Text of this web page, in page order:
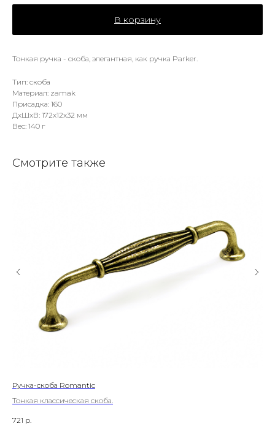
В корзину
Тонкая ручка - скоба, элегантная, как ручка Parker.
Тип: скоба
Материал: zamak
Присадка: 160
ДxШxВ: 172x12x32 мм
Вес: 140 г
Смотрите также
Ручка-скоба Romantic
Тонкая классическая скоба.
721 р.